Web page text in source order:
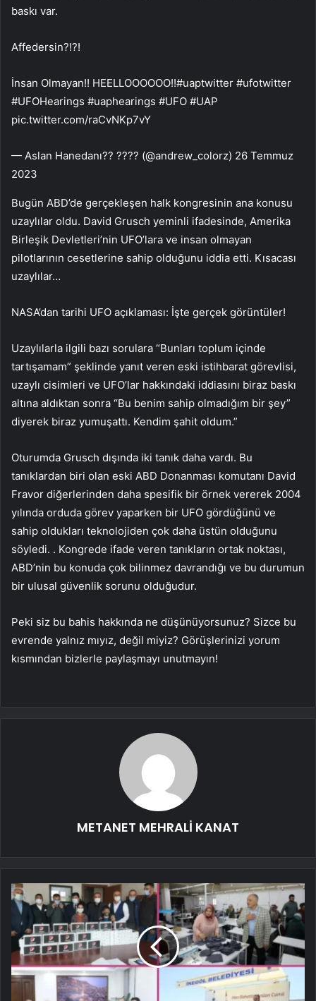
baskı var.
Affedersin?!?!
İnsan Olmayan!! HEELLOOOOOO!!#uaptwitter #ufotwitter
#UFOHearings #uaphearings #UFO #UAP
pic.twitter.com/raCvNKp7vY
— Aslan Hanedanı?? ???? (@andrew_colorz) 26 Temmuz
2023
Bugün ABD’de gerçekleşen halk kongresinin ana konusu
uzaylılar oldu. David Grusch yeminli ifadesinde, Amerika
Birleşik Devletleri’nin UFO’lara ve insan olmayan
pilotlarının cesetlerine sahip olduğunu iddia etti. Kısacası
uzaylılar…
NASA’dan tarihi UFO açıklaması: İşte gerçek görüntüler!
Uzaylılarla ilgili bazı sorulara “Bunları toplum içinde
tartışamam” şeklinde yanıt veren eski istihbarat görevlisi,
uzaylı cisimleri ve UFO’lar hakkındaki iddiasını biraz baskı
altına aldıktan sonra “Bu benim sahip olmadığım bir şey”
diyerek biraz yumuşattı. Kendim şahit oldum.”
Oturumda Grusch dışında iki tanık daha vardı. Bu
tanıklardan biri olan eski ABD Donanması komutanı David
Fravor diğerlerinden daha spesifik bir örnek vererek 2004
yılında orduda görev yaparken bir UFO gördüğünü ve
sahip oldukları teknolojiden çok daha üstün olduğunu
söyledi. . Kongrede ifade veren tanıkların ortak noktası,
ABD’nin bu konuda çok bilinmez davrandığı ve bu durumun
bir ulusal güvenlik sorunu olduğudur.
Peki siz bu bahis hakkında ne düşünüyorsunuz? Sizce bu
evrende yalnız mıyız, değil miyiz? Görüşlerinizi yorum
kısmından bizlerle paylaşmayı unutmayın!
METANET MEHRALİ KANAT